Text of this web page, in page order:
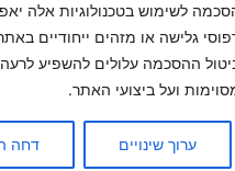
לשימוש בטכנולוגיות אלה
גלישה או מזהים ייחודיים
ההסכמה עלולים להשפיע
ועל ביצועי האתר.
ערוך שינויים דחה
יצירת קשר